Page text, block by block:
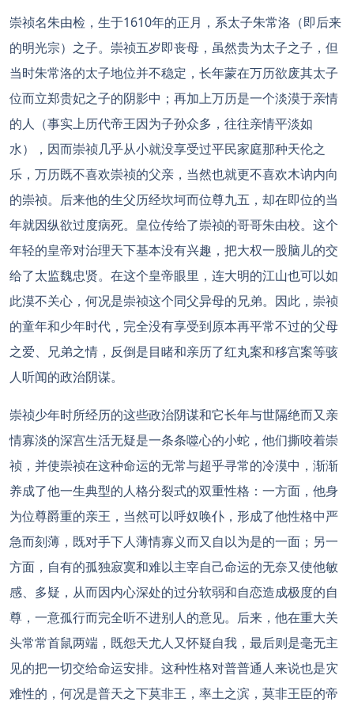
崇祯名朱由检，生于1610年的正月，系太子朱常洛（即后来
的明光宗）之子。崇祯五岁即丧母，虽然贵为太子之子，但
当时朱常洛的太子地位并不稳定，长年蒙在万历欲废其太子
位而立郑贵妃之子的阴影中；再加上万历是一个淡漠于亲情
的人（事实上历代帝王因为子孙众多，往往亲情平淡如
水），因而崇祯几乎从小就没享受过平民家庭那种天伦之
乐，万历既不喜欢崇祯的父亲，当然也就更不喜欢木讷内向
的崇祯。后来他的生父历经坎坷而位尊九五，却在即位的当
年就因纵欲过度病死。皇位传给了崇祯的哥哥朱由校。这个
年轻的皇帝对治理天下基本没有兴趣，把大权一股脑儿的交
给了太监魏忠贤。在这个皇帝眼里，连大明的江山也可以如
此漠不关心，何况是崇祯这个同父异母的兄弟。因此，崇祯
的童年和少年时代，完全没有享受到原本再平常不过的父母
之爱、兄弟之情，反倒是目睹和亲历了红丸案和移宫案等骇
人听闻的政治阴谋。
崇祯少年时所经历的这些政治阴谋和它长年与世隔绝而又亲
情寡淡的深宫生活无疑是一条条噬心的小蛇，他们撕咬着崇
祯，并使崇祯在这种命运的无常与超乎寻常的冷漠中，渐渐
养成了他一生典型的人格分裂式的双重性格：一方面，他身
为位尊爵重的亲王，当然可以呼奴唤仆，形成了他性格中严
急而刻薄，既对手下人薄情寡义而又自以为是的一面；另一
方面，自有的孤独寂寞和难以主宰自己命运的无奈又使他敏
感、多疑，从而因内心深处的过分软弱和自恋造成极度的自
尊，一意孤行而完全听不进别人的意见。后来，他在重大关
头常常首鼠两端，既怨天尤人又怀疑自我，最后则是毫无主
见的把一切交给命运安排。这种性格对普普通人来说也是灾
难性的，何况是普天之下莫非王，率土之滨，莫非王臣的帝